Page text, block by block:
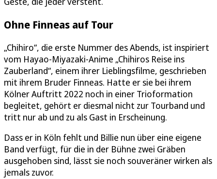
Ohne Finneas auf Tour
„Chihiro“, die erste Nummer des Abends, ist inspiriert
vom Hayao-Miyazaki-Anime „Chihiros Reise ins
Zauberland“, einem ihrer Lieblingsfilme, geschrieben
mit ihrem Bruder Finneas. Hatte er sie bei ihrem
Kölner Auftritt 2022 noch in einer Trioformation
begleitet, gehört er diesmal nicht zur Tourband und
tritt nur ab und zu als Gast in Erscheinung.
Dass er in Köln fehlt und Billie nun über eine eigene
Band verfügt, für die in der Bühne zwei Gräben
ausgehoben sind, lässt sie noch souveräner wirken als
jemals zuvor.